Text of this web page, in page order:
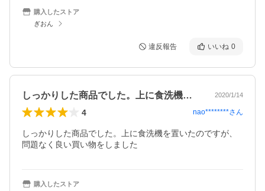
購入したストア
ぎおん
違反報告 いいね 0
しっかりした商品でした。上に食洗機を置… 2020/1/14
4 nao********さん
しっかりした商品でした。上に食洗機を置いたのですが、
問題なく良い買い物をしました
購入したストア